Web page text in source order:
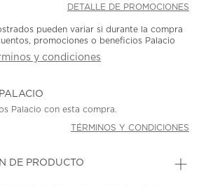
DETALLE DE PROMOCIONES
pueden variar si durante la compra
promociones o beneficios Palacio
y condiciones
Palacio con esta compra.
TÉRMINOS Y CONDICIONES
DE PRODUCTO